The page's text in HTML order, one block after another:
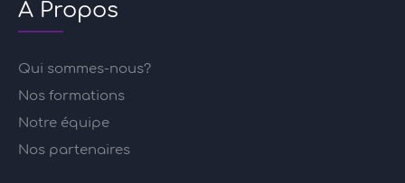
À Propos
Qui sommes-nous?
Nos formations
Notre équipe
Nos partenaires